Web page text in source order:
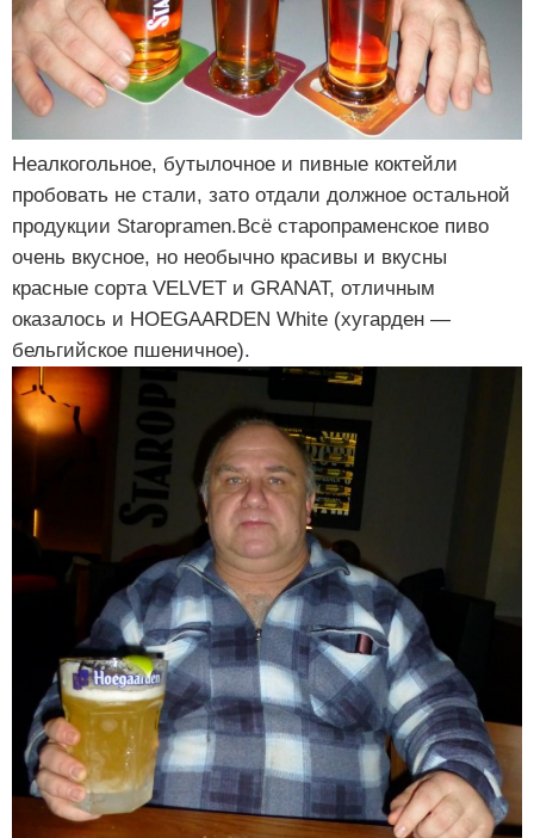
Неалкогольное, бутылочное и пивные коктейли
пробовать не стали, зато отдали должное остальной
продукции Staropramen.Всё старопраменское пиво
очень вкусное, но необычно красивы и вкусны
красные сорта VELVET и GRANAT, отличным
оказалось и HOEGAARDEN White (хугарден —
бельгийское пшеничное).